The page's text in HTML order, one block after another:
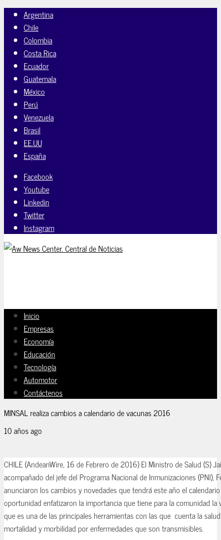
Argentina
Chile
Colombia
Costa Rica
Ecuador
Guatemala
México
Perú
Venezuela
Brasil
EE.UU
España
Facebook
Youtube
Linkedin
Twitter
Instagram
Inicio
Empresas
Economía
Educación
Tecnología
Automotor
Contáctenos
MINSAL realiza cambios a calendario de vacunas 2016
10 años ago
CHILE (AndeanWire, 16 de Febrero de 2016) El Ministro de Salud (S)
acompañado del jefe del Programa Nacional de Inmunizaciones (PNI),
anunciaron los cambios y novedades que tendrá este año el
oportunidad enfatizaron la importancia que tiene para la comunidad la
que es una de las principales herramientas con las que cuenta la
mortalidad y morbilidad por enfermedades que son transmisibles.